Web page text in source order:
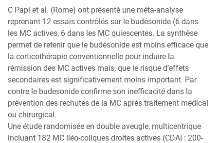
C Papi et al. (Rome) ont présenté une méta-analyse
reprenant 12 essais contrôlés sur le budésonide (6 dans
les MC actives, 6 dans les MC quiescentes. La synthèse
permet de retenir que le budésonide est moins efficace que
la corticothérapie conventionnelle pour induire la
rémission des MC actives mais, que le risque d’effets
secondaires est significativement moins important. Par
contre le budesonide confirme son inefficacité dans la
prévention des rechutes de la MC après traitement médical
ou chirurgical.
Une étude randomisée en double aveugle, multicentrique
incluant 182 MC iléo-coliques droites actives (CDAI : 200-